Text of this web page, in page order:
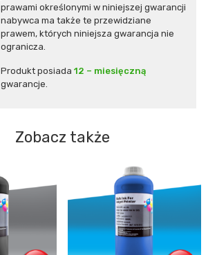
prawami określonymi w niniejszej gwarancji
nabywca ma także te przewidziane
prawem, których niniejsza gwarancja nie
ogranicza.
Produkt posiada 12 – miesięczną
gwarancje.
Zobacz także